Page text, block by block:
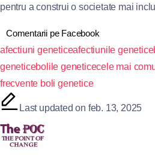
pentru a construi o societate mai
Comentarii pe Facebook
afectiuni geneticeafectiunile genetice
geneticebolile geneticecele mai
frecvente boli genetice
Last updated on feb. 13, 2025